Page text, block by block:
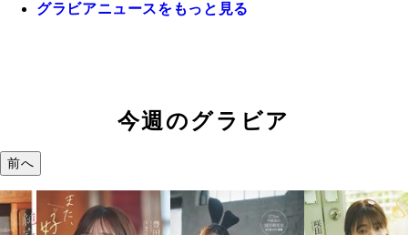
グラビアニュースをもっと見る
今週のグラビア
前へ